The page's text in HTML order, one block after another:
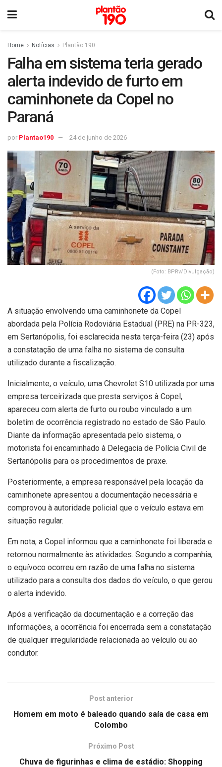
Home Notícias Plantão 190
Falha em sistema teria gerado
alerta indevido de furto em
caminhonete da Copel no
Paraná
por Plantao190 24 de junho de 2026
(Foto: BPRv/Divulgação)
A situação envolvendo uma caminhonete da Copel
abordada pela Polícia Rodoviária Estadual (PRE) na PR-323,
em Sertanópolis, foi esclarecida nesta terça-feira (23) após
a constatação de uma falha no sistema de consulta
utilizado durante a fiscalização.
Inicialmente, o veículo, uma Chevrolet S10 utilizada por uma
empresa terceirizada que presta serviços à Copel,
apareceu com alerta de furto ou roubo vinculado a um
boletim de ocorrência registrado no estado de São Paulo.
Diante da informação apresentada pelo sistema, o
motorista foi encaminhado à Delegacia de Polícia Civil de
Sertanópolis para os procedimentos de praxe.
Posteriormente, a empresa responsável pela locação da
caminhonete apresentou a documentação necessária e
comprovou à autoridade policial que o veículo estava em
situação regular.
Em nota, a Copel informou que a caminhonete foi liberada e
retornou normalmente às atividades. Segundo a companhia,
o equívoco ocorreu em razão de uma falha no sistema
utilizado para a consulta dos dados do veículo, o que gerou
o alerta indevido.
Após a verificação da documentação e a correção das
informações, a ocorrência foi encerrada sem a constatação
de qualquer irregularidade relacionada ao veículo ou ao
condutor.
Post anterior
Homem em moto é baleado quando saía de casa em
Colombo
Próximo Post
Chuva de figurinhas e clima de estádio: Shopping